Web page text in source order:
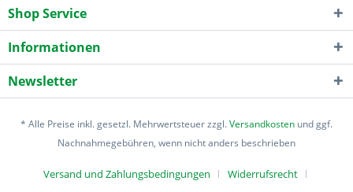
Shop Service
Informationen
Newsletter
* Alle Preise inkl. gesetzl. Mehrwertsteuer zzgl.Versandkosten und ggf.
Nachnahmegebühren, wenn nicht anders beschrieben
Versand und Zahlungsbedingungen Widerrufsrecht